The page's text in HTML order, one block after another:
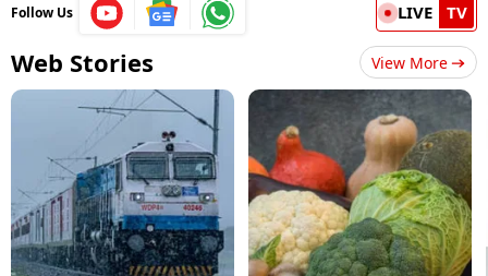
Follow Us LIVE TV
Web Stories View More